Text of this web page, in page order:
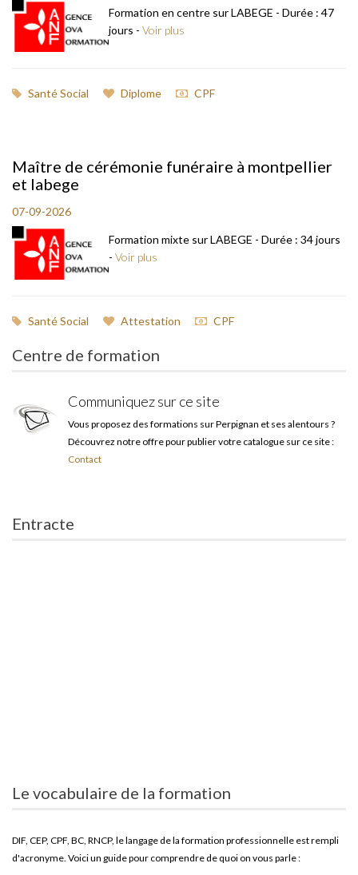
Formation en centre sur LABEGE - Durée : 47
jours -Voir plus
Santé Social Diplome CPF
Maître de cérémonie funéraire à montpellier
et labege
07-09-2026
Formation mixte sur LABEGE - Durée : 34 jours
-Voir plus
Santé Social Attestation CPF
Centre de formation
Communiquez sur ce site
Vous proposez des formations sur Perpignan et ses alentours ?
Découvrez notre offre pour publier votre catalogue sur ce site :
Contact
Entracte
Le vocabulaire de la formation
DIF, CEP, CPF, BC, RNCP, le langage de la formation professionnelle est rempli
d'acronyme. Voici un guide pour comprendre de quoi on vous parle :